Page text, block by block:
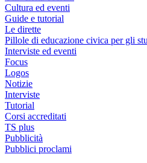
Cultura ed eventi
Guide e tutorial
Le dirette
Pillole di educazione civica per gli
Interviste ed eventi
Focus
Logos
Notizie
Interviste
Tutorial
Corsi accreditati
TS plus
Pubblicità
Pubblici proclami